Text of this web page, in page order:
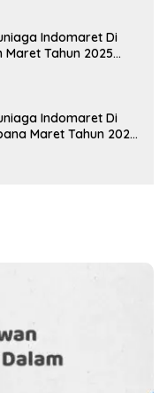
Indomaret Di
Tahun 2025
Indomaret Di
Maret Tahun 2025